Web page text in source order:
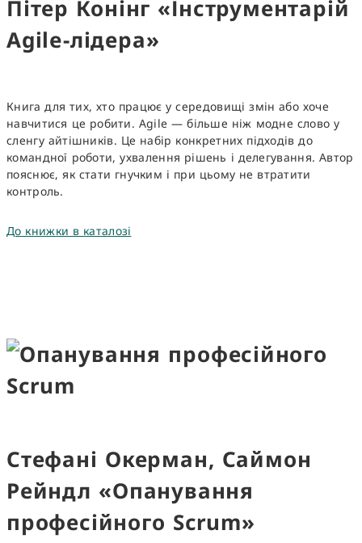
Пітер Конінг «Інструментарій
Agile-лідера»
Книга для тих, хто працює у середовищі змін або хоче
навчитися це робити. Agile — більше ніж модне слово у
сленгу айтішників. Це набір конкретних підходів до
командної роботи, ухвалення рішень і делегування. Автор
пояснює, як стати гнучким і при цьому не втратити
контроль.
До книжки в каталозі
Стефані Окерман, Саймон
Рейндл «Опанування
професійного Scrum»